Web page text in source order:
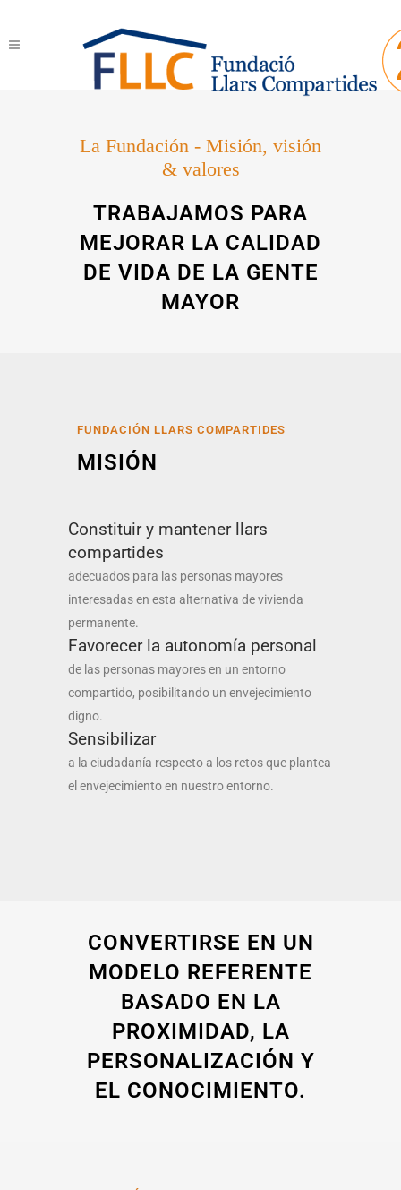
La Fundación - Misión, visión
& valores
TRABAJAMOS PARA
MEJORAR LA CALIDAD
DE VIDA DE LA GENTE
MAYOR
FUNDACIÓN LLARS COMPARTIDES
MISIÓN
Constituir y mantener llars
compartides
adecuados para las personas mayores
interesadas en esta alternativa de vivienda
permanente.
Favorecer la autonomía personal
de las personas mayores en un entorno
compartido, posibilitando un envejecimiento
digno.
Sensibilizar
a la ciudadanía respecto a los retos que plantea
el envejecimiento en nuestro entorno.
CONVERTIRSE EN UN
MODELO REFERENTE
BASADO EN LA
PROXIMIDAD, LA
PERSONALIZACIÓN Y
EL CONOCIMIENTO.